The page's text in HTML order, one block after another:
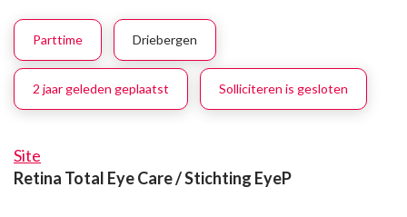
Parttime Driebergen
2 jaar geleden geplaatst Solliciteren is gesloten
Site
Retina Total Eye Care / Stichting EyeP